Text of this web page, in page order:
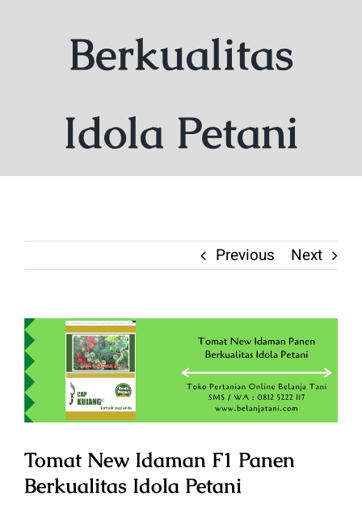
Berkualitas
Idola Petani
Previous Next
View
Larger
Image
Tomat New Idaman F1 Panen
Berkualitas Idola Petani